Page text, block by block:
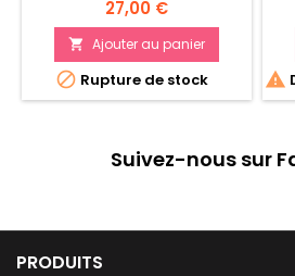
combattant féroce Peut être
assemblé avec un casque ou
tête nue, avec une option
d'épée tronçonneuse,
d'épée énergétique ou de
Prix
27,00 €
 Ajouter au panier
 Rupture de stock 
Suivez-nous sur
PRODUITS